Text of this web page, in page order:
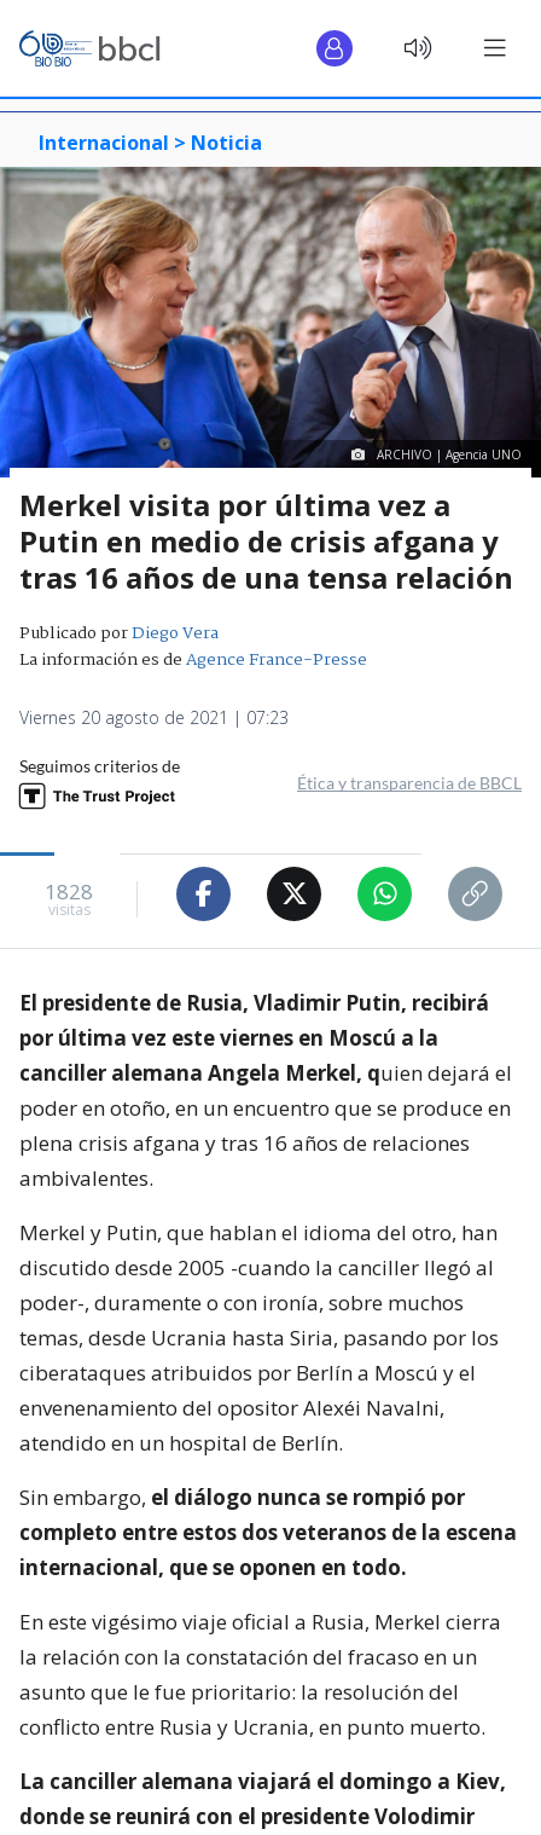
Internacional > Noticia
ARCHIVO | Agencia UNO
Merkel visita por última vez a
Putin en medio de crisis afgana y
tras 16 años de una tensa relación
Publicado porDiego Vera
La información es deAgence France-Presse
Viernes 20 agosto de 2021 | 07:23
Seguimos criterios de
Ética y transparencia de BBCL
1828
visitas
El presidente de Rusia, Vladimir Putin, recibirá
por última vez este viernes en Moscú a la
canciller alemana Angela Merkel, quien dejará el
poder en otoño, en un encuentro que se produce en
plena crisis afgana y tras 16 años de relaciones
ambivalentes.
Merkel y Putin, que hablan el idioma del otro, han
discutido desde 2005 -cuando la canciller llegó al
poder-, duramente o con ironía, sobre muchos
temas, desde Ucrania hasta Siria, pasando por los
ciberataques atribuidos por Berlín a Moscú y el
envenenamiento del opositor Alexéi Navalni,
atendido en un hospital de Berlín.
Sin embargo, el diálogo nunca se rompió por
completo entre estos dos veteranos de la escena
internacional, que se oponen en todo.
En este vigésimo viaje oficial a Rusia, Merkel cierra
la relación con la constatación del fracaso en un
asunto que le fue prioritario: la resolución del
conflicto entre Rusia y Ucrania, en punto muerto.
La canciller alemana viajará el domingo a Kiev,
donde se reunirá con el presidente Volodimir